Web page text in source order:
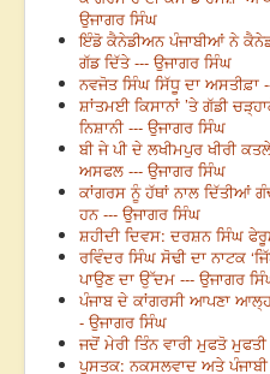
ਉਜਾਗਰ ਸਿੰਘ
ਇੰਡੋ ਕੈਨੇਡੀਅਨ ਪੰਜਾਬੀਆਂ ਨੇ
ਗੱਡ ਦਿੱਤੇ --- ਉਜਾਗਰ ਸਿੰਘ
ਨਵਜੋਤ ਸਿੰਘ ਸਿੱਧੂ ਦਾ ਅਸਤੀਫ਼ਾ
ਸ਼ਾਂਤਮਈ ਕਿਸਾਨਾਂ ’ਤੇ ਗੱਡੀ
ਨਿਸ਼ਾਨੀ --- ਉਜਾਗਰ ਸਿੰਘ
ਬੀ ਜੇ ਪੀ ਦੇ ਲਖੀਮਪੁਰ ਖੀਰੀ
ਅਸਫਲ --- ਉਜਾਗਰ ਸਿੰਘ
ਕਾਂਗਰਸ ਨੂੰ ਹੱਥਾਂ ਨਾਲ ਦਿੱਤੀਆਂ
ਹਨ --- ਉਜਾਗਰ ਸਿੰਘ
ਸ਼ਹੀਦੀ ਦਿਵਸ: ਦਰਸ਼ਨ ਸਿੰਘ
ਰਵਿੰਦਰ ਸਿੰਘ ਸੋਢੀ ਦਾ ਨਾਟਕ
ਪਾਉਣ ਦਾ ਉੱਦਮ --- ਉਜਾਗਰ
ਪੰਜਾਬ ਦੇ ਕਾਂਗਰਸੀ ਆਪਣਾ
- ਉਜਾਗਰ ਸਿੰਘ
ਜਦੋਂ ਮੇਰੀ ਤਿੰਨ ਵਾਰੀ ਮੁਫਤੋ
ਪੁਸਤਕ: ਨਕਸਲਵਾਦ ਅਤੇ